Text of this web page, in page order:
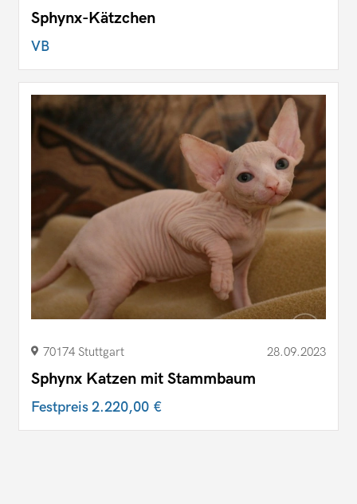
Sphynx-Kätzchen
VB
70174 Stuttgart 28.09.2023
Sphynx Katzen mit Stammbaum
Festpreis2.220,00 €